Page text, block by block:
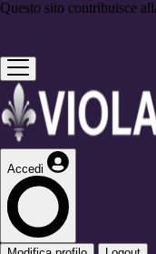
Questo sito contribuisce
Accedi